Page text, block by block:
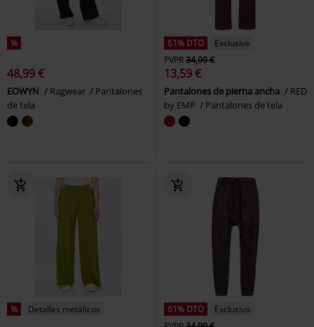
%
48,99 €
EOWYN Ragwear
Pantalones
de tela
61% DTO
Exclusivo
PVPR34,99 €
13,59 €
Pantalones de pierna ancha
RED
by EMP
Pantalones de tela
% Detalles metálicos 61% DTO
Exclusivo